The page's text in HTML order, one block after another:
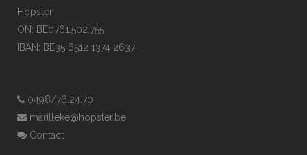
Hopster
ON: BE0761.502.755
IBAN: BE35 6512 1374 2637
0498/76.24.70
marilleke@hopster.be
Contact